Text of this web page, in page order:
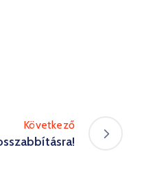
Következő